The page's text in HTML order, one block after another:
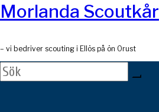
Morlanda Scoutkår
– vi bedriver scouting i Ellös på ön Orust